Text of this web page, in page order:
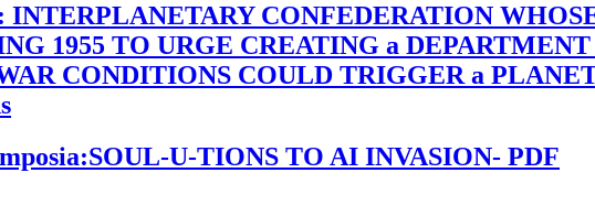
INTERPLANETARY CONFEDERATION
1955 TO URGE CREATING a
CONDITIONS COULD TRIGGER a
U-TIONS TO AI INVASION- PDF